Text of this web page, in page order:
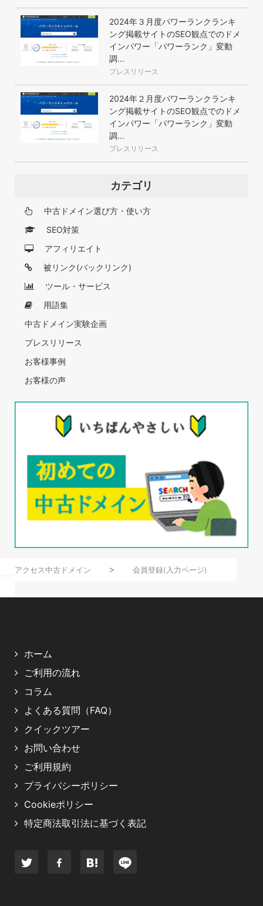
2024年３月度パワーランクランキ
ング掲載サイトのSEO観点でのドメ
インパワー「パワーランク」変動
調...
プレスリリース
2024年２月度パワーランクランキ
ング掲載サイトのSEO観点でのドメ
インパワー「パワーランク」変動
調...
プレスリリース
カテゴリ
中古ドメイン選び方・使い方
SEO対策
アフィリエイト
被リンク(バックリンク)
ツール・サービス
用語集
中古ドメイン実験企画
プレスリリース
お客様事例
お客様の声
アクセス中古ドメイン 会員登録(入力ページ)
ホーム
ご利用の流れ
コラム
よくある質問（FAQ）
クイックツアー
お問い合わせ
ご利用規約
プライバシーポリシー
Cookieポリシー
特定商法取引法に基づく表記